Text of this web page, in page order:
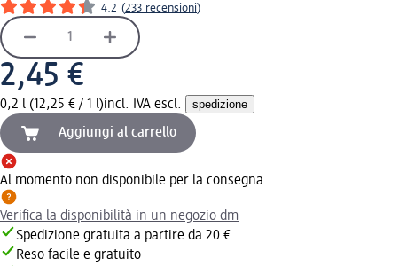
4.2 (233 recensioni)
2,45 €
0,2 l (12,25 € / 1 l)incl. IVA escl. spedizione
Aggiungi al carrello
Al momento non disponibile per la consegna
Verifica la disponibilità in un negozio dm
Spedizione gratuita a partire da 20 €
Reso facile e gratuito